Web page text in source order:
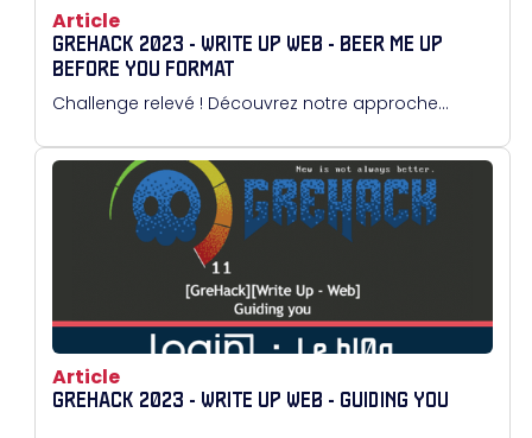
Article
GREHACK 2023 - WRITE UP WEB - BEER ME UP
BEFORE YOU FORMAT
Challenge relevé ! Découvrez notre approche...
Article
GREHACK 2023 - WRITE UP WEB - GUIDING YOU